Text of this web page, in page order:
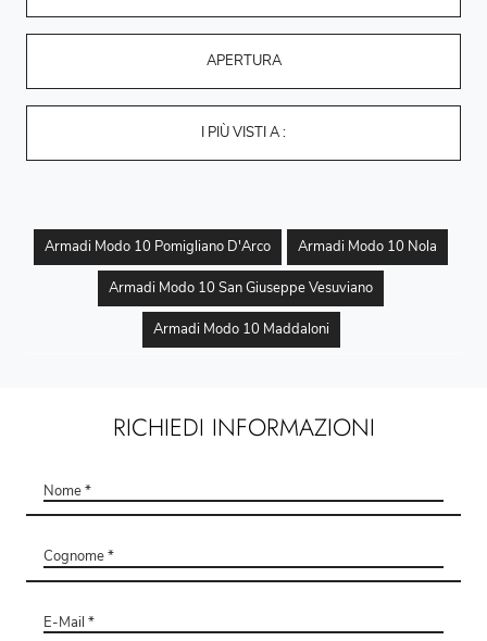
APERTURA
I PIÙ VISTI A :
Armadi Modo 10 Pomigliano D'Arco Armadi Modo 10 Nola
Armadi Modo 10 San Giuseppe Vesuviano
Armadi Modo 10 Maddaloni
RICHIEDI INFORMAZIONI